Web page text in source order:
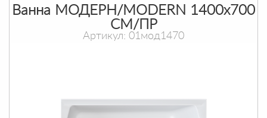
Ванна МОДЕРН/MODERN 1400х700
СМ/ПР
Артикул: 01мод1470